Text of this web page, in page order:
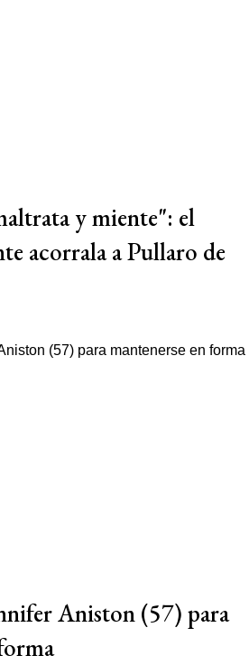
y miente": el
acorrala a Pullaro de
Aniston (57) para